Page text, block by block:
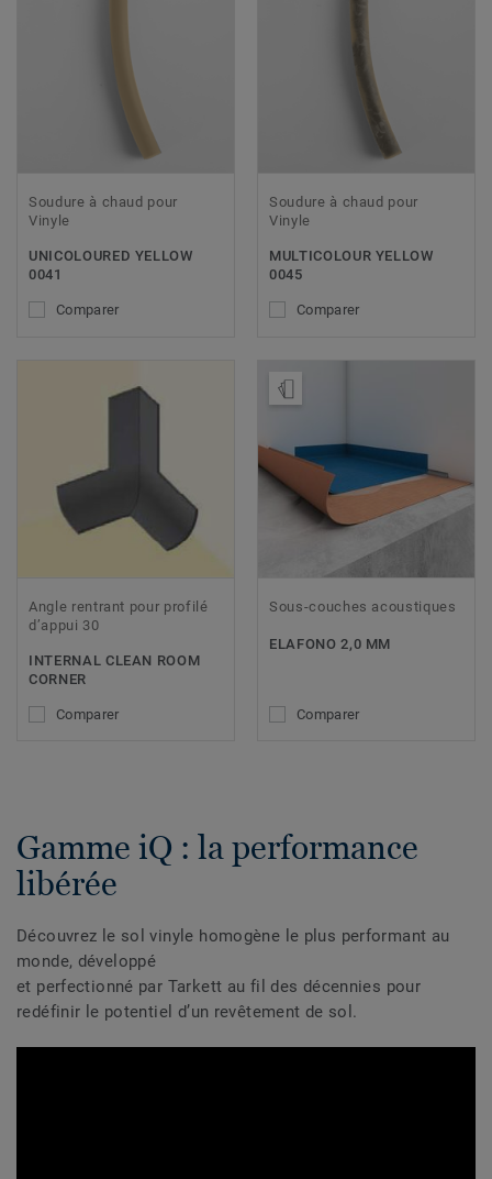
Soudure à chaud pour
Vinyle
UNICOLOURED YELLOW
0041
Comparer
Soudure à chaud pour
Vinyle
MULTICOLOUR YELLOW
0045
Comparer
Angle rentrant pour profilé
d’appui 30
INTERNAL CLEAN ROOM
CORNER
Comparer
Sous-couches acoustiques
ELAFONO 2,0 MM
Comparer
Gamme iQ : la performance
libérée
Découvrez le sol vinyle homogène le plus performant au
monde, développé
et perfectionné par Tarkett au fil des décennies pour
redéfinir le potentiel d’un revêtement de sol.